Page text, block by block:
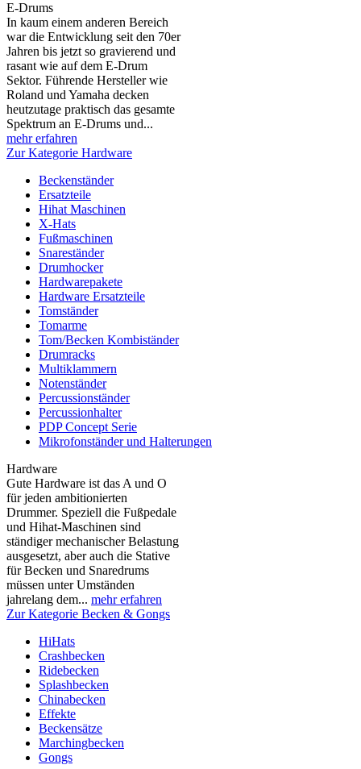
E-Drums
In kaum einem anderen Bereich
war die Entwicklung seit den 70er
Jahren bis jetzt so gravierend und
rasant wie auf dem E-Drum
Sektor. Führende Hersteller wie
Roland und Yamaha decken
heutzutage praktisch das gesamte
Spektrum an E-Drums und...
mehr erfahren
Zur Kategorie Hardware
Beckenständer
Ersatzteile
Hihat Maschinen
X-Hats
Fußmaschinen
Snareständer
Drumhocker
Hardwarepakete
Hardware Ersatzteile
Tomständer
Tomarme
Tom/Becken Kombiständer
Drumracks
Multiklammern
Notenständer
Percussionständer
Percussionhalter
PDP Concept Serie
Mikrofonständer und Halterungen
Hardware
Gute Hardware ist das A und O
für jeden ambitionierten
Drummer. Speziell die Fußpedale
und Hihat-Maschinen sind
ständiger mechanischer Belastung
ausgesetzt, aber auch die Stative
für Becken und Snaredrums
müssen unter Umständen
jahrelang dem... mehr erfahren
Zur Kategorie Becken & Gongs
HiHats
Crashbecken
Ridebecken
Splashbecken
Chinabecken
Effekte
Beckensätze
Marchingbecken
Gongs